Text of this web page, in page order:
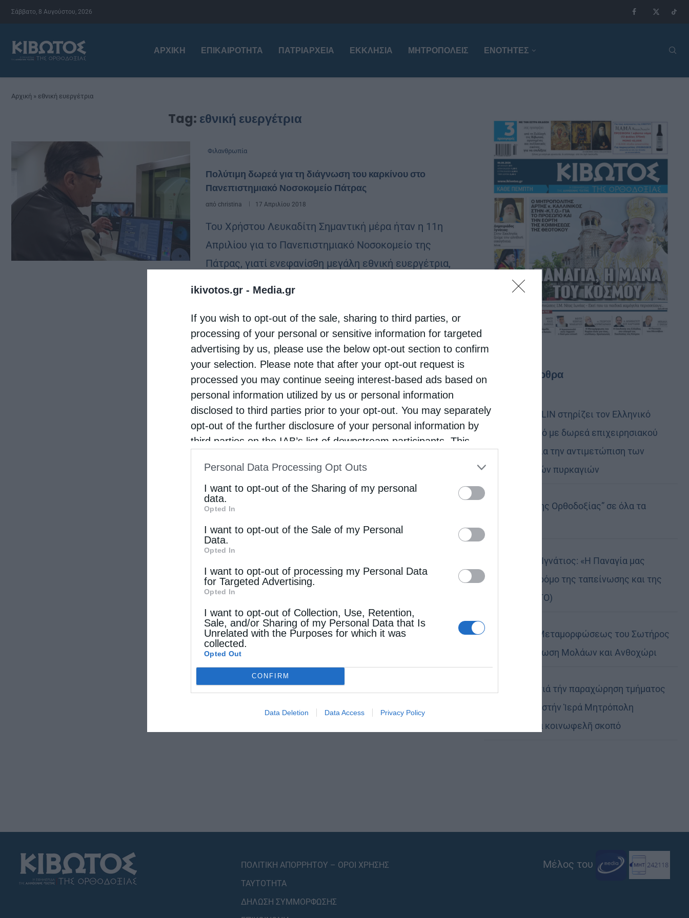
ikivotos.gr - Media.gr
If you wish to opt-out of the sale, sharing to third parties, or
processing of your personal or sensitive information for targeted
advertising by us, please use the below opt-out section to confirm
your selection. Please note that after your opt-out request is
processed you may continue seeing interest-based ads based on
personal information utilized by us or personal information
disclosed to third parties prior to your opt-out. You may separately
opt-out of the further disclosure of your personal information by
third parties on the IAB’s list of downstream participants. This
IAB’s List of Downstream Participantsthat may further disclose it to
other third parties.
Personal Data Processing Opt Outs
I want to opt-out of the Sharing of my personal
data.
Opted In
I want to opt-out of the Sale of my Personal
Data.
Opted In
I want to opt-out of processing my Personal Data
for Targeted Advertising.
Opted In
I want to opt-out of Collection, Use, Retention,
Sale, and/or Sharing of my Personal Data that Is
Unrelated with the Purposes for which it was
collected.
Opted Out
CONFIRM
Data Deletion Data Access Privacy Policy
Σάββατο, 8 Αυγούστου, 2026
ΑΡΧΙΚΉ ΕΠΙΚΑΙΡΌΤΗΤΑ ΠΑΤΡΙΑΡΧΕΊΑ ΕΚΚΛΗΣΊΑ ΜΗΤΡΟΠΌΛΕΙΣ ΕΝΟΤΗΤΕΣ
Αρχική » εθνική ευεργέτρια
Tag: εθνική ευεργέτρια
Φιλανθρωπία
Πολύτιμη δωρεά για τη διάγνωση του καρκίνου στο
Πανεπιστημιακό Νοσοκομείο Πάτρας
από christina 17 Απριλίου 2018
Του Χρήστου Λευκαδίτη Σημαντική μέρα ήταν η 11η
Απριλίου για το Πανεπιστημιακό Νοσοκομείο της
Πάτρας, γιατί ενεφανίσθη μεγάλη εθνική ευεργέτρια,
Τελευταία άρθρα
Η LEROY MERLIN στηρίζει τον Ελληνικό
Ερυθρό Σταυρό με δωρεά επιχειρησιακού
εξοπλισμού για την αντιμετώπιση των
καταστροφικών πυρκαγιών
Η “Κιβωτός της Ορθοδοξίας” σε όλα τα
Δημητριάδος Ιγνάτιος: «Η Παναγία μας
δείχνει τον δρόμο της ταπείνωσης και της
σιωπής» (ΦΩΤΟ)
Η εορτή της Μεταμορφώσεως του Σωτήρος
σε Μεταμόρφωση Μολάων και Ανθοχώρι
Εὐχαριστίες γιά τήν παραχώρηση τμήματος
στρατοπέδου στήν Ἱερά Μητρόπολη
Καστορίας γιά κοινωφελῆ σκοπό
ΠΟΛΙΤΙΚΗ ΑΠΟΡΡΗΤΟΥ – ΟΡΟΙ ΧΡΗΣΗΣ
ΤΑΥΤΟΤΗΤΑ
ΔΗΛΩΣΗ ΣΥΜΜΟΡΦΩΣΗΣ
Μέλος του